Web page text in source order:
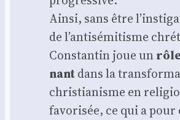
Ain­si, sans être
de l’antisémitisme
Constan­tin joue un
nantdans la
chris­tia­nisme en
favo­ri­sée, ce qui a